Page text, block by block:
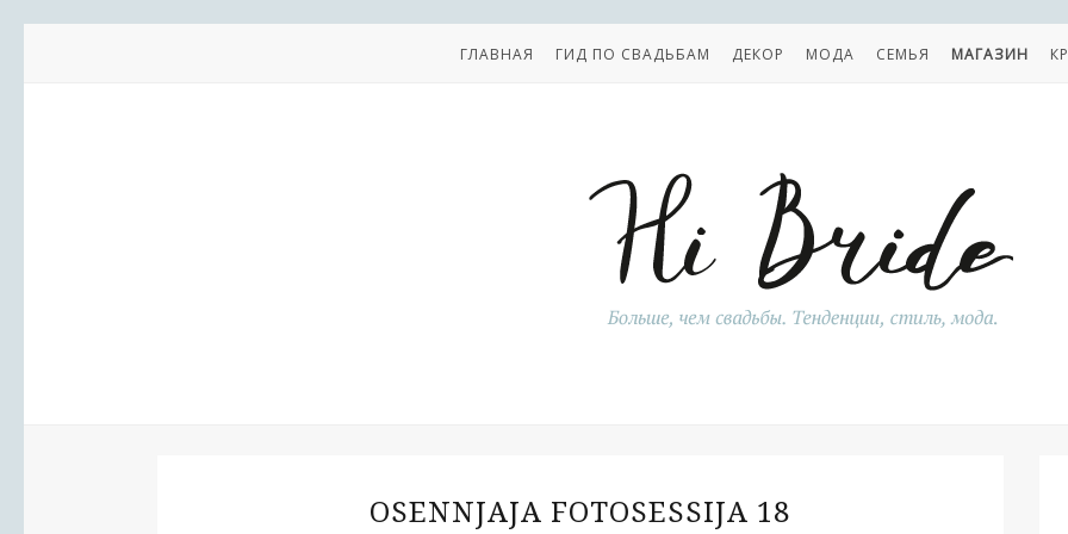
ГЛАВНАЯ ГИД ПО СВАДЬБАМ ДЕКОР МОДА СЕМЬЯ МАГАЗИН
OSENNJAJA FOTOSESSIJA 18